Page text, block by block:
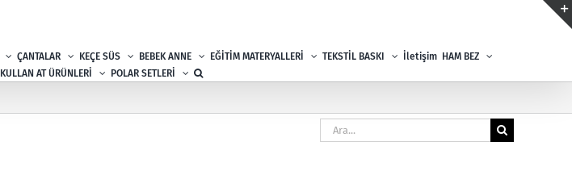
ÇANTALAR KEÇE SÜS BEBEK ANNE EĞİTİM MATERYALLERİ TEKSTİL BASKI İletişim HAM BEZ
KULLAN AT ÜRÜNLERİ POLAR SETLERİ
Ara: